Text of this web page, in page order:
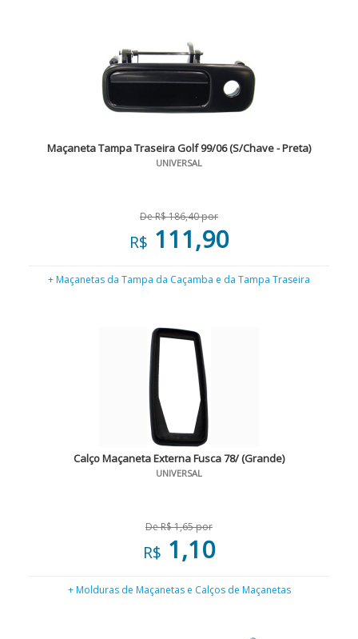
Maçaneta Tampa Traseira Golf 99/06 (S/Chave - Preta)
UNIVERSAL
De R$ 186,40 por
R$ 111,90
+ Maçanetas da Tampa da Caçamba e da Tampa Traseira
Calço Maçaneta Externa Fusca 78/ (Grande)
UNIVERSAL
De R$ 1,65 por
R$ 1,10
+ Molduras de Maçanetas e Calços de Maçanetas